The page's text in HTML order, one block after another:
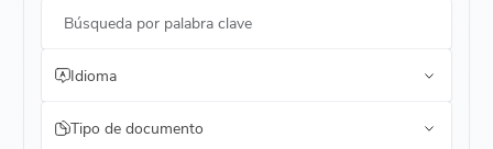
Búsqueda por palabra clave
Idioma
Tipo de documento